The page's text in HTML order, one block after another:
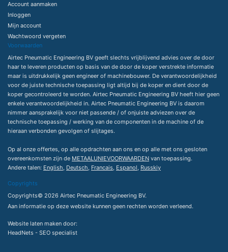
Account aanmaken
Inloggen
Mijn account
Wachtwoord vergeten
Voorwaarden
Airtec Pneumatic Engineering BV geeft slechts vrijblijvend advies over de door
haar te leveren producten op basis van de door de koper verstrekte informatie
maar is uitdrukkelijk geen engineer of machinebouwer. De verantwoordelijkheid
voor de juiste technische toepassing ligt altijd bij de koper en dient door de
koper gecontroleerd te worden. Airtec Pneumatic Engineering BV heeft hier geen
enkele verantwoordelijkheid in. Airtec Pneumatic Engineering BV is daarom
nimmer aansprakelijk voor niet passende / of onjuiste adviezen over de
technische toepassing / werking van de componenten in de machine of de
hieraan verbonden gevolgen of slijtages.
Op al onze offertes, op alle opdrachten aan ons en op alle met ons gesloten
overeenkomsten zijn de METAALUNIEVOORWAARDEN van toepassing.
Andere talen: English, Deutsch, Francais, Espanol, Russkiy
Copyrights
Copyrights© 2026 Airtec Pneumatic Engineering BV.
Aan informatie op deze website kunnen geen rechten worden verleend.
Website laten maken door:
HeadNets - SEO specialist